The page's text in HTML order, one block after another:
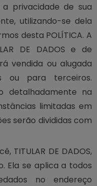
a privacidade de sua
utilizando-se dela
desta POLÍTICA. A
DE DADOS e de
vendida ou alugada
ou para terceiros.
detalhadamente na
limitadas em
serão divididas com
TITULAR DE DADOS,
Ela se aplica a todos
no endereço